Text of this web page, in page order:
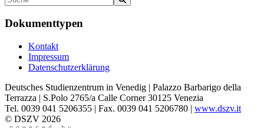
Dokumenttypen
Kontakt
Impressum
Datenschutzerklärung
Deutsches Studienzentrum in Venedig | Palazzo Barbarigo della
Terrazza | S.Polo 2765/a Calle Corner 30125 Venezia
Tel. 0039 041 5206355 | Fax. 0039 041 5206780 | www.dszv.it
© DSZV 2026